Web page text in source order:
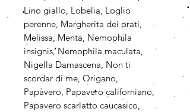
Lino giallo, Lobelia, Loglio
perenne, Margherita dei prati,
Melissa, Menta, Nemophila
insignis, Nemophila maculata,
Nigella Damascena, Non ti
scordar di me, Origano,
Papavero, Papavero californiano,
Papavero scarlatto caucasico,